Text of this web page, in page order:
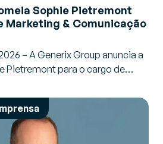
Sophie Pietremont
Marketing & Comunicação
– A Generix Group anuncia a
Pietremont para o cargo de…